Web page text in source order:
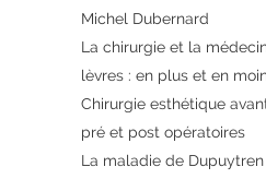
Michel Dubernard
La chirurgie et la
lèvres : en plus et en
Chirurgie esthétique
pré et post opératoires
La maladie de